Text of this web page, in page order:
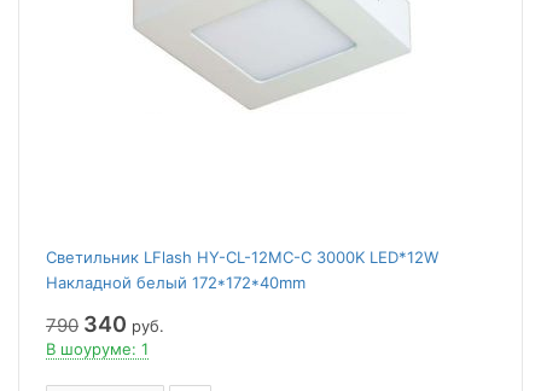
Светильник LFlash HY-CL-12MC-С 3000K LED*12W
Накладной белый 172*172*40mm
790 340 руб.
В шоуруме: 1